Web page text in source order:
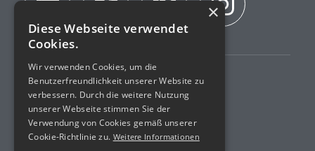
Impressum
AGB
×
Diese Webseite verwendet
Cookies.
Wir verwenden Cookies, um die
Benutzerfreundlichkeit unserer Website zu
verbessern. Durch die weitere Nutzung
unserer Webseite stimmen Sie der
Verwendung von Cookies gemäß unserer
Cookie-Richtlinie zu. Weitere Informationen